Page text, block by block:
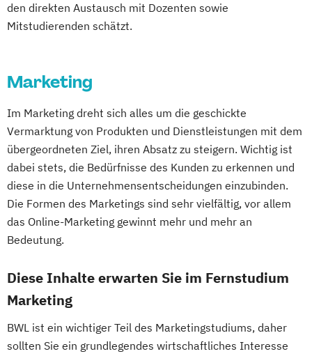
den direkten Austausch mit Dozenten sowie
Mitstudierenden schätzt.
Marketing
Im Marketing dreht sich alles um die geschickte
Vermarktung von Produkten und Dienstleistungen mit dem
übergeordneten Ziel, ihren Absatz zu steigern. Wichtig ist
dabei stets, die Bedürfnisse des Kunden zu erkennen und
diese in die Unternehmensentscheidungen einzubinden.
Die Formen des Marketings sind sehr vielfältig, vor allem
das Online-Marketing gewinnt mehr und mehr an
Bedeutung.
Diese Inhalte erwarten Sie im Fernstudium
Marketing
BWL ist ein wichtiger Teil des Marketingstudiums, daher
sollten Sie ein grundlegendes wirtschaftliches Interesse